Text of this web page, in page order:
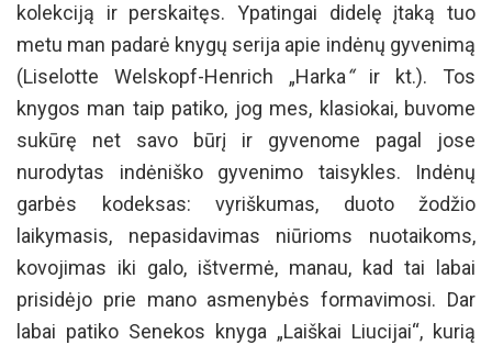
kolekciją ir perskaitęs. Ypatingai didelę įtaką tuo
metu man padarė knygų serija apie indėnų gyvenimą
(Liselotte Welskopf-Henrich „Harka“ ir kt.). Tos
knygos man taip patiko, jog mes, klasiokai, buvome
sukūrę net savo būrį ir gyvenome pagal jose
nurodytas indėniško gyvenimo taisykles. Indėnų
garbės kodeksas: vyriškumas, duoto žodžio
laikymasis, nepasidavimas niūrioms nuotaikoms,
kovojimas iki galo, ištvermė, manau, kad tai labai
prisidėjo prie mano asmenybės formavimosi. Dar
labai patiko Senekos knyga „Laiškai Liucijai“, kurią